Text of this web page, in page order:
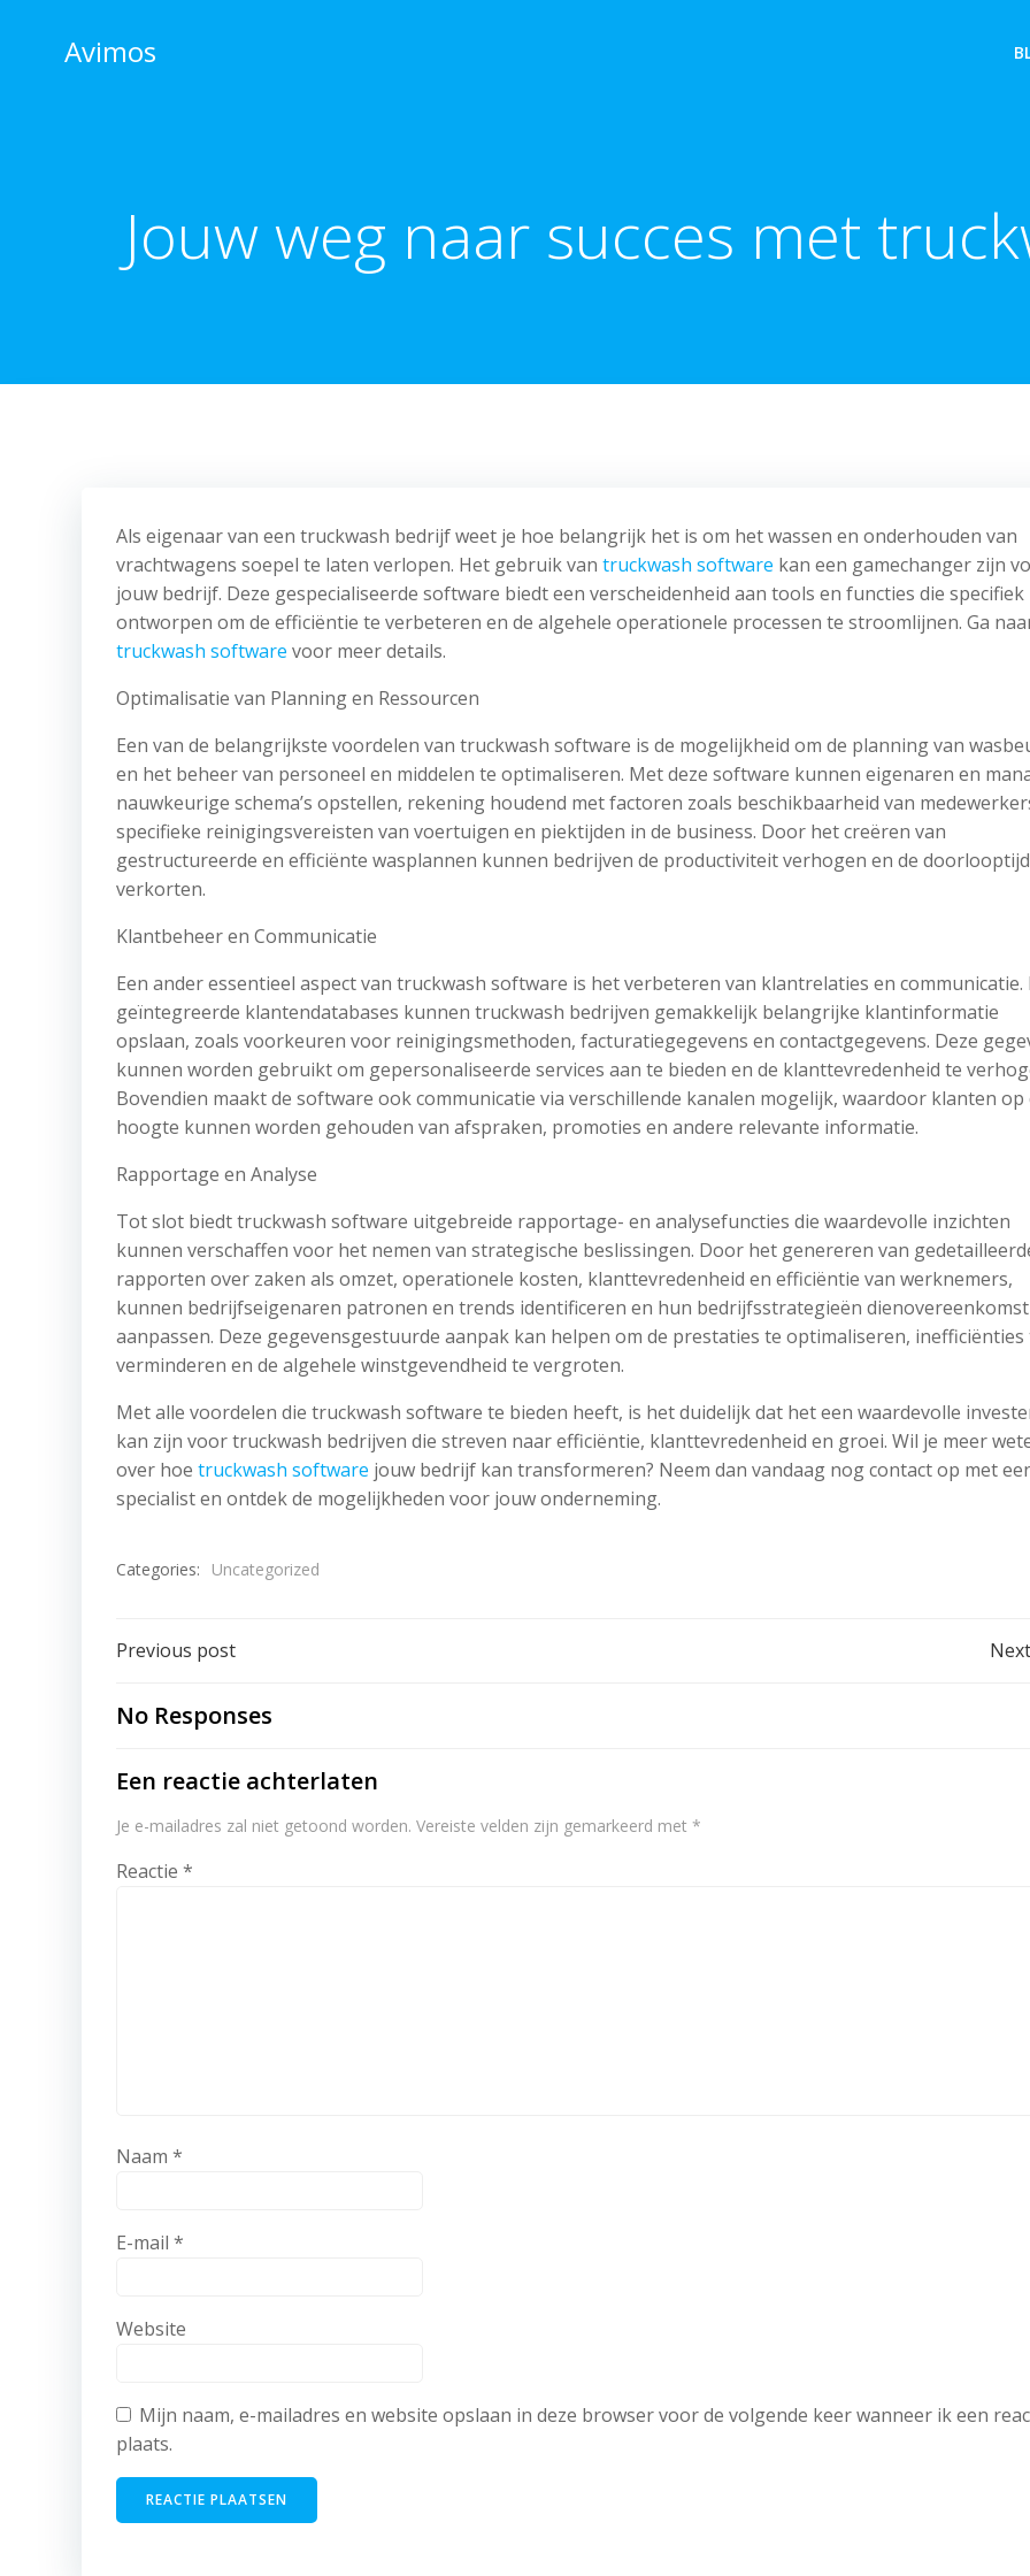
contentAvimos
Jouw weg naar succes met
Als eigenaar van een truckwash bedrijf weet je hoe belangrijk het is om het wassen en onderhouden van
vrachtwagens soepel te laten verlopen. Het gebruik van truckwash software kan een gamechanger zijn
jouw bedrijf. Deze gespecialiseerde software biedt een verscheidenheid aan tools en functies die specifiek
ontworpen om de efficiëntie te verbeteren en de algehele operationele processen te stroomlijnen. Ga
truckwash software voor meer details.
Optimalisatie van Planning en Ressourcen
Een van de belangrijkste voordelen van truckwash software is de mogelijkheid om de planning van
en het beheer van personeel en middelen te optimaliseren. Met deze software kunnen eigenaren en
nauwkeurige schema’s opstellen, rekening houdend met factoren zoals beschikbaarheid van
specifieke reinigingsvereisten van voertuigen en piektijden in de business. Door het creëren van
gestructureerde en efficiënte wasplannen kunnen bedrijven de productiviteit verhogen en de
verkorten.
Klantbeheer en Communicatie
Een ander essentieel aspect van truckwash software is het verbeteren van klantrelaties en communicatie.
geïntegreerde klantendatabases kunnen truckwash bedrijven gemakkelijk belangrijke klantinformatie
opslaan, zoals voorkeuren voor reinigingsmethoden, facturatiegegevens en contactgegevens. Deze
kunnen worden gebruikt om gepersonaliseerde services aan te bieden en de klanttevredenheid te
Bovendien maakt de software ook communicatie via verschillende kanalen mogelijk, waardoor klanten op
hoogte kunnen worden gehouden van afspraken, promoties en andere relevante informatie.
Rapportage en Analyse
Tot slot biedt truckwash software uitgebreide rapportage- en analysefuncties die waardevolle inzichten
kunnen verschaffen voor het nemen van strategische beslissingen. Door het genereren van
rapporten over zaken als omzet, operationele kosten, klanttevredenheid en efficiëntie van werknemers,
kunnen bedrijfseigenaren patronen en trends identificeren en hun bedrijfsstrategieën
aanpassen. Deze gegevensgestuurde aanpak kan helpen om de prestaties te optimaliseren, inefficiënties
verminderen en de algehele winstgevendheid te vergroten.
Met alle voordelen die truckwash software te bieden heeft, is het duidelijk dat het een waardevolle
kan zijn voor truckwash bedrijven die streven naar efficiëntie, klanttevredenheid en groei. Wil je meer
over hoe truckwash software jouw bedrijf kan transformeren? Neem dan vandaag nog contact op met
specialist en ontdek de mogelijkheden voor jouw onderneming.
Categories: Uncategorized
Post
navigation
Previous post
No Responses
Een reactie achterlaten
Je e-mailadres zal niet getoond worden. Vereiste velden zijn gemarkeerd met *
Reactie *
Naam *
E-mail *
Website
Mijn naam, e-mailadres en website opslaan in deze browser voor de volgende keer wanneer ik een
plaats.